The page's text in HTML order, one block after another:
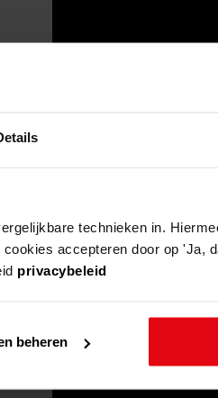
technieken in.
accepteren door op 'Ja,
privacybeleid
beheren